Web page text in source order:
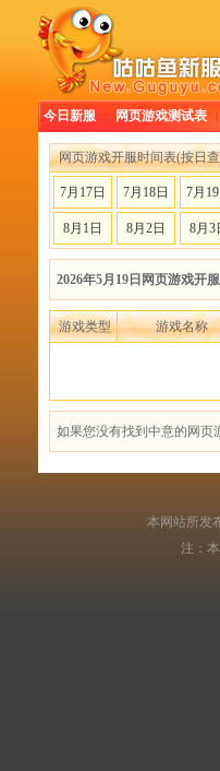
今日新服 网页游戏测试表
网页游戏开服时间表(按日
7月17日 7月18日 7月19
8月1日 8月2日 8月3
2026年5月19日网页游戏开
游戏类型 游戏名称
如果您没有找到中意的网页
本网站所发
注：